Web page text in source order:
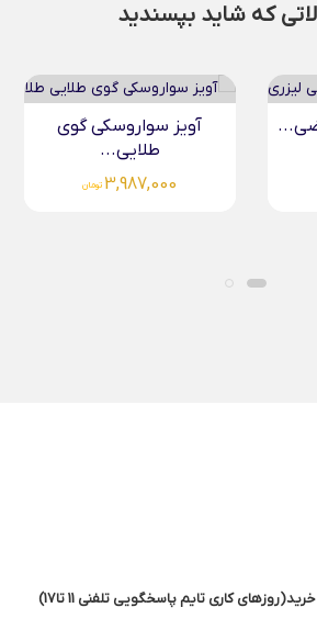
که شاید بپسندید
آویز سواروسکی گوی
طلایی...
3,987,000 تومان
کاری تایم پاسخگویی تلفنی 11 تا17)